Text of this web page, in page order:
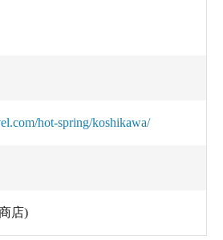
hot-spring/koshikawa/
店)